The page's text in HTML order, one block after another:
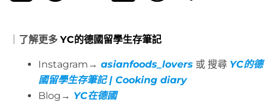
了解更多 YC的德國留學生存筆記
Instagram→ asianfoods_lovers 或 搜尋 YC的德
國留學生存筆記 | Cooking diary
Blog→ YC在德國